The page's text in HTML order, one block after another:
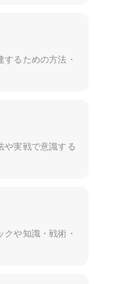
るための方法・
や実戦で意識する
クや知識・戦術・